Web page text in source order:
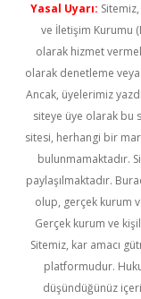
Yasal Uyarı:
ve İletişim Kurumu
olarak hizmet
olarak denetleme
Ancak, üyelerimiz
siteye üye olarak bu
sitesi, herhangi bir
bulunmamaktadır.
paylaşılmaktadır.
olup, gerçek kurum
Gerçek kurum ve
Sitemiz, kar amacı
platformudur.
düşündüğünüz